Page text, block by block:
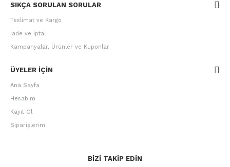
SIKÇA SORULAN SORULAR
Teslimat ve Kargo
İade ve İptal
Kampanyalar, Ürünler ve Kuponlar
ÜYELER IÇIN
Ana Sayfa
Hesabım
Kayıt Ol
Siparişlerim
BIZI TAKIP EDIN